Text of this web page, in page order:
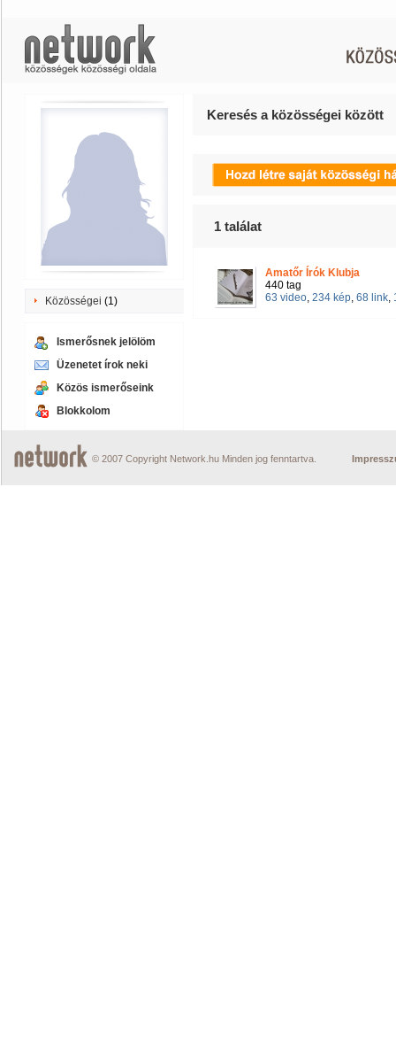
Közösségei (1)
Ismerősnek jelölöm
Üzenetet írok neki
Közös ismerőseink
Blokkolom
Keresés a közösségei között
1 találat
Amatőr Írók Klubja
440 tag
63 video, 234 kép, 68 link,
© 2007 Copyright Network.hu Minden jog fenntartva.